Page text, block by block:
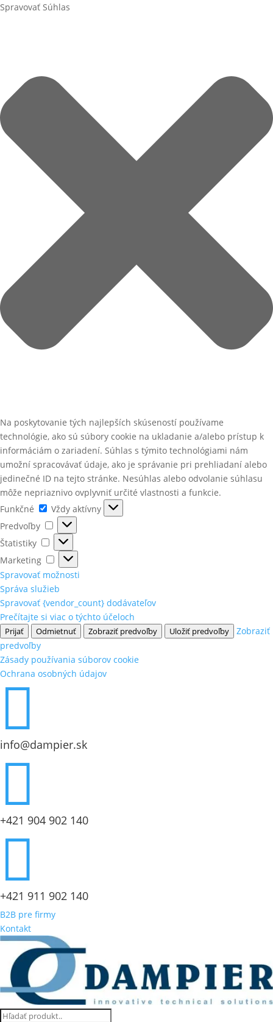
Spravovať Súhlas
Na poskytovanie tých najlepších skúseností používame
technológie, ako sú súbory cookie na ukladanie a/alebo prístup k
informáciám o zariadení. Súhlas s týmito technológiami nám
umožní spracovávať údaje, ako je správanie pri prehliadaní alebo
jedinečné ID na tejto stránke. Nesúhlas alebo odvolanie súhlasu
môže nepriaznivo ovplyvniť určité vlastnosti a funkcie.
Funkčné
Funkčné
Vždy aktívny
Predvoľby
Predvoľby
Štatistiky
Štatistiky
Marketing
Marketing
Spravovať možnosti
Správa služieb
Spravovať {vendor_count} dodávateľov
Prečítajte si viac o týchto účeloch
Prijať Odmietnuť Zobraziť predvoľby Uložiť predvoľby
Zobraziť
predvoľby
Zásady používania súborov cookie
Ochrana osobných údajov

info@dampier.sk

+421 904 902 140

+421 911 902 140
B2B pre firmy
Kontakt
Products